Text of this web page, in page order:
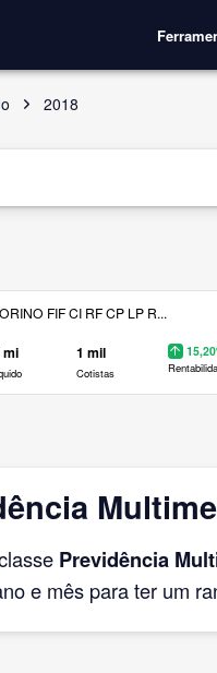
2018
FIF CI RF CP LP R...
mi 1 mil
Cotistas
Previdência
e mês para ter um